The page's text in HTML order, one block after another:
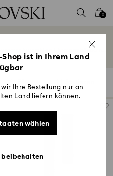
0
Filter Sortieren
ist in Ihrem Land
Ihre Bestellung nur an
Land liefern können.
wählen
beibehalten